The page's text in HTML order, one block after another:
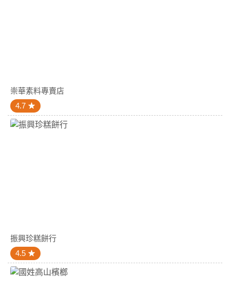
崇華素料專賣店
4.7
振興珍糕餅行
4.5